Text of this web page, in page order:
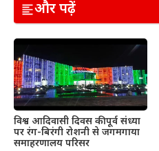
और पढ़ें
विश्व आदिवासी दिवस की पूर्व संध्या
पर रंग-बिरंगी रोशनी से जगमगाया
समाहरणालय परिसर